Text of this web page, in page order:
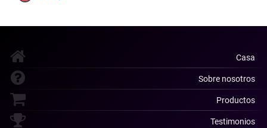
Casa
Sobre nosotros
Productos
Testimonios